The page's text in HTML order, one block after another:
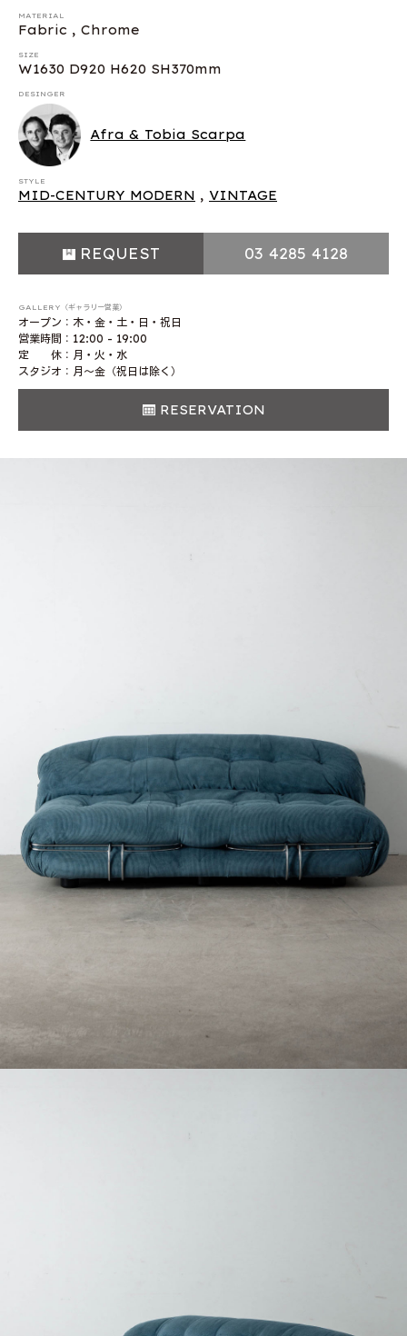
MATERIAL
Fabric , Chrome
SIZE
W1630 D920 H620 SH370mm
DESINGER
Afra & Tobia Scarpa
STYLE
MID-CENTURY MODERN , VINTAGE
REQUEST 03 4285 4128
GALLERY（ギャラリー営業）
オープン：木・金・土・日・祝日
営業時間：12:00 - 19:00
定 休：月・火・水
スタジオ：月〜金（祝日は除く）
RESERVATION